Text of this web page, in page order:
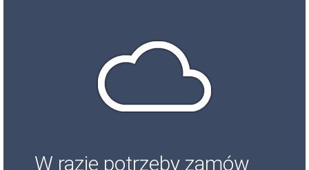
W razie potrzeby zamów